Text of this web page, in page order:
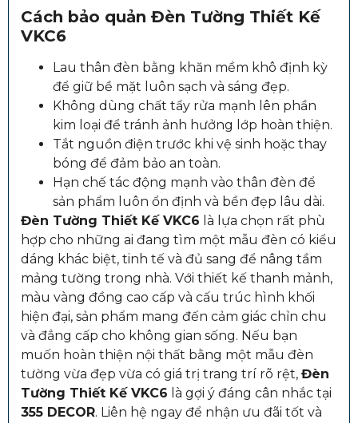
Cách bảo quản Đèn Tường Thiết Kế
VKC6
Lau thân đèn bằng khăn mềm khô định kỳ
để giữ bề mặt luôn sạch và sáng đẹp.
Không dùng chất tẩy rửa mạnh lên phần
kim loại để tránh ảnh hưởng lớp hoàn thiện.
Tắt nguồn điện trước khi vệ sinh hoặc thay
bóng để đảm bảo an toàn.
Hạn chế tác động mạnh vào thân đèn để
sản phẩm luôn ổn định và bền đẹp lâu dài.
Đèn Tường Thiết Kế VKC6 là lựa chọn rất phù
hợp cho những ai đang tìm một mẫu đèn có kiểu
dáng khác biệt, tinh tế và đủ sang để nâng tầm
mảng tường trong nhà. Với thiết kế thanh mảnh,
màu vàng đồng cao cấp và cấu trúc hình khối
hiện đại, sản phẩm mang đến cảm giác chỉn chu
và đẳng cấp cho không gian sống. Nếu bạn
muốn hoàn thiện nội thất bằng một mẫu đèn
tường vừa đẹp vừa có giá trị trang trí rõ rệt, Đèn
Tường Thiết Kế VKC6 là gợi ý đáng cân nhắc tại
355 DECOR. Liên hệ ngay để nhận ưu đãi tốt và